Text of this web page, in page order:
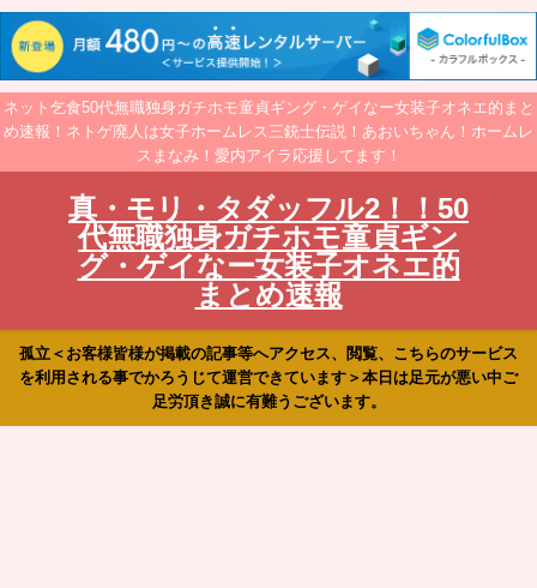
ネット乞食50代無職独身ガチホモ童貞ギング・ゲイなー女装子オネエ的まと
め速報！ネトゲ廃人は女子ホームレス三銃士伝説！あおいちゃん！ホームレ
スまなみ！愛内アイラ応援してます！
真・モリ・タダッフル2！！50
代無職独身ガチホモ童貞ギン
グ・ゲイなー女装子オネエ的
まとめ速報
孤立＜お客様皆様が掲載の記事等へアクセス、閲覧、こちらのサービス
を利用される事でかろうじて運営できています＞本日は足元が悪い中ご
足労頂き誠に有難うございます。